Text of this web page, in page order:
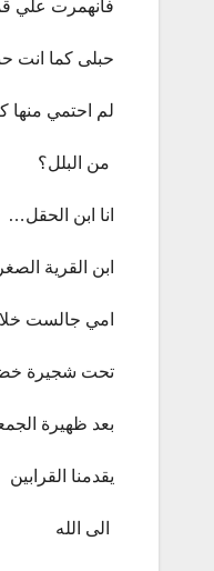
فانهمرت علي
حبلى كما انت
لم احتمي منها
من البلل؟
انا ابن الحقل…
ابن القرية
امي جالست
تحت شجيرة
بعد ظهيرة
يقدمنا القرابين
الى الله